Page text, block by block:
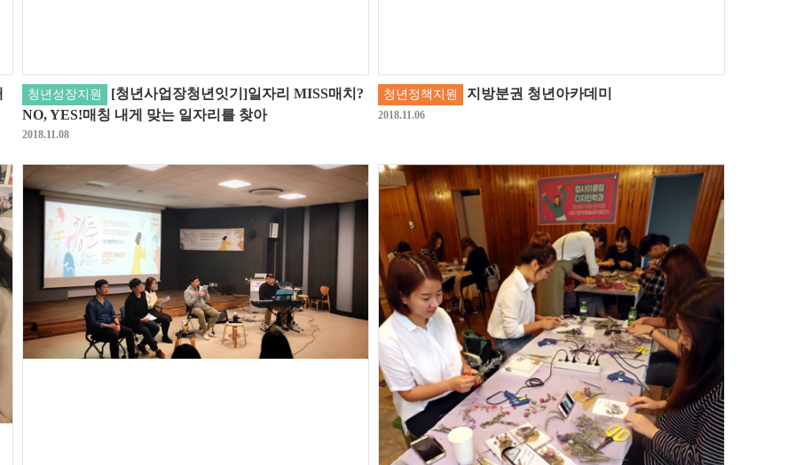
청년성장지원
[청년사업장청년잇기]일자리 MISS매치?
NO, YES!매칭 내게 맞는 일자리를 찾아
2018.11.08
청년정책지원 지방분권 청년아카데미
2018.11.06